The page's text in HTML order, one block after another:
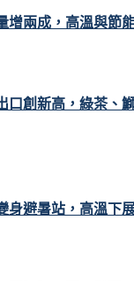
增兩成，高溫與節
口創新高，綠茶、
身避暑站，高溫下